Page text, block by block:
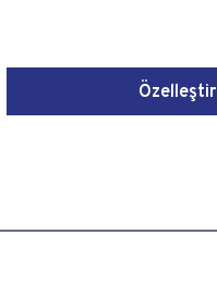
Özelleştir